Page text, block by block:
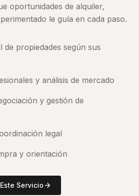
oportunidades de alquiler,
le guía en cada paso.
de propiedades según sus
y análisis de mercado
y gestión de
legal
y orientación
Servicio